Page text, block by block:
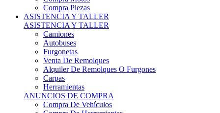
ASISTENCIA Y TALLER
ASISTENCIA Y TALLER
Camiones
Autobuses
Furgonetas
Venta De Remolques
Alquiler De Remolques O Furgones
Carpas
Herramientas
ANUNCIOS DE COMPRA
Compra De Vehículos
Compra De Herramientas